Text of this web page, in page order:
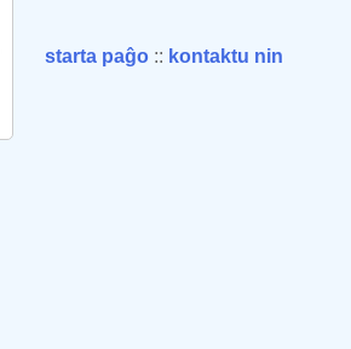
starta paĝo :: kontaktu nin